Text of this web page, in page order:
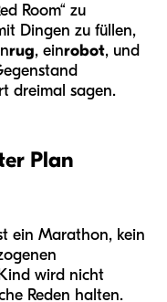
Room“ zu
Dingen zu füllen,
rug, einrobot, und
dreimal sagen.
Plan
ein Marathon, kein
wird nicht
Reden halten.